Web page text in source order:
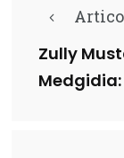
Zully
Medgidia: